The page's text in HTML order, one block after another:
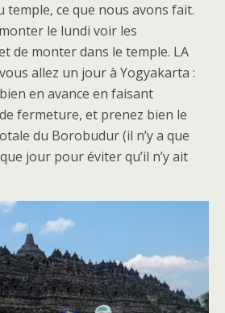
ce que nous avons fait.
le lundi voir les
de monter dans le temple. LA
allez un jour à Yogyakarta :
en avance en faisant
fermeture, et prenez bien le
du Borobudur (il n’y a que
jour pour éviter qu’il n’y ait